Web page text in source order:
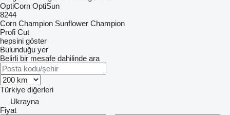
OptiCorn OptiSun
8244
Corn Champion Sunflower Champion
Profi Cut
hepsini göster
Bulunduğu yer
Belirli bir mesafe dahilinde ara
Türkiye diğerleri
Ukrayna
Fiyat